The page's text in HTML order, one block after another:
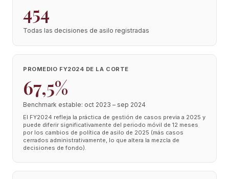
454
Todas las decisiones de asilo registradas
PROMEDIO FY2024 DE LA CORTE
67,5%
Benchmark estable: oct 2023 – sep 2024
El FY2024 refleja la práctica de gestión de casos previa a 2025 y
puede diferir significativamente del periodo móvil de 12 meses
por los cambios de política de asilo de 2025 (más casos
cerrados administrativamente, lo que altera la mezcla de
decisiones de fondo).